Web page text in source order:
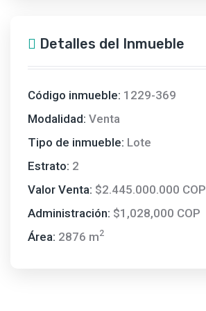
Detalles del Inmueble
Código inmueble: 1229-369
Modalidad: Venta
Tipo de inmueble: Lote
Estrato: 2
Valor Venta: $2.445.000.000 COP
Administración: $1,028,000 COP
Área: 2876 m2